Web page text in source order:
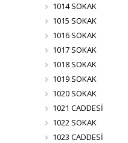
1014 SOKAK
1015 SOKAK
1016 SOKAK
1017 SOKAK
1018 SOKAK
1019 SOKAK
1020 SOKAK
1021 CADDESİ
1022 SOKAK
1023 CADDESİ